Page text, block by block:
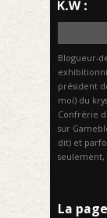
Blogueur-
président
moi) du
Confrérie
sur
dit) et
seulement,
La